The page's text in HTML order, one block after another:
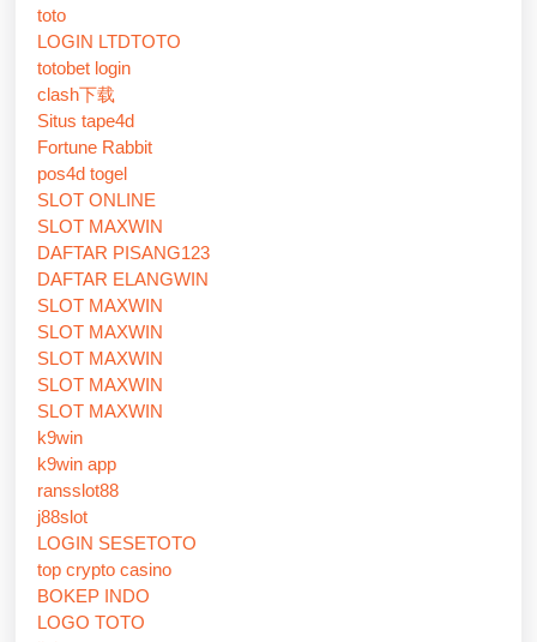
toto
LOGIN LTDTOTO
totobet login
clash下载
Situs tape4d
Fortune Rabbit
pos4d togel
SLOT ONLINE
SLOT MAXWIN
DAFTAR PISANG123
DAFTAR ELANGWIN
SLOT MAXWIN
SLOT MAXWIN
SLOT MAXWIN
SLOT MAXWIN
SLOT MAXWIN
k9win
k9win app
ransslot88
j88slot
LOGIN SESETOTO
top crypto casino
BOKEP INDO
LOGO TOTO